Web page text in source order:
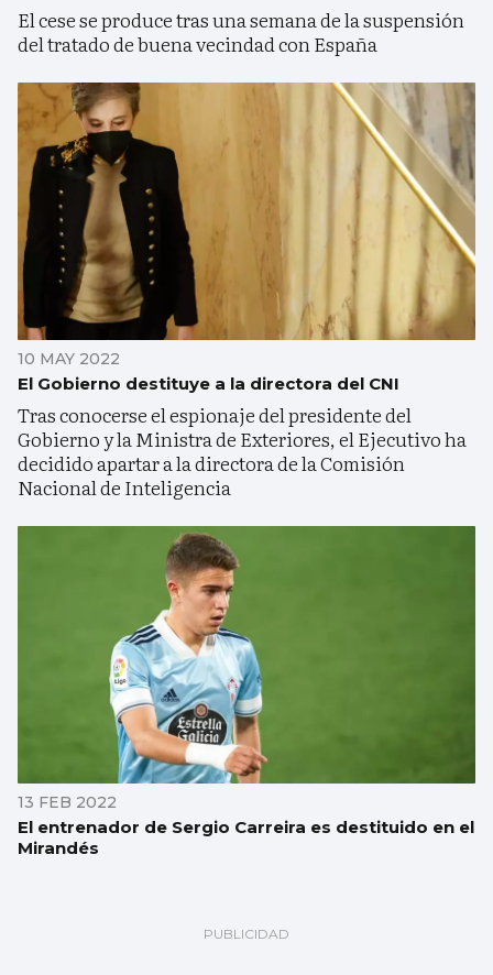
El cese se produce tras una semana de la suspensión
del tratado de buena vecindad con España
10 MAY 2022
El Gobierno destituye a la directora del CNI
Tras conocerse el espionaje del presidente del
Gobierno y la Ministra de Exteriores, el Ejecutivo ha
decidido apartar a la directora de la Comisión
Nacional de Inteligencia
13 FEB 2022
El entrenador de Sergio Carreira es destituido en el
Mirandés